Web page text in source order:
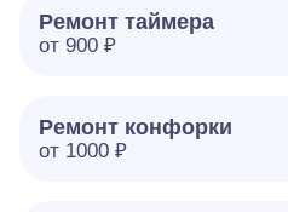
Ремонт таймера
от 900 ₽
Ремонт конфорки
от 1000 ₽